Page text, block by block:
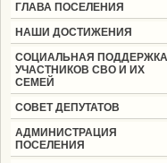
ГЛАВА ПОСЕЛЕНИЯ
НАШИ ДОСТИЖЕНИЯ
СОЦИАЛЬНАЯ ПОДДЕРЖКА
УЧАСТНИКОВ СВО И ИХ
СЕМЕЙ
СОВЕТ ДЕПУТАТОВ
АДМИНИСТРАЦИЯ
ПОСЕЛЕНИЯ